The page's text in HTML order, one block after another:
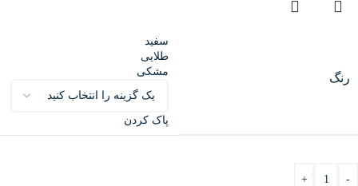
رنگ
سفید
طلایی
مشکی
پاک کردن
-
+